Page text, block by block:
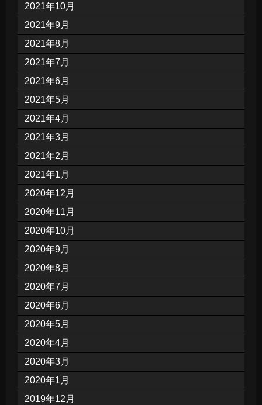
2021年10月
2021年9月
2021年8月
2021年7月
2021年6月
2021年5月
2021年4月
2021年3月
2021年2月
2021年1月
2020年12月
2020年11月
2020年10月
2020年9月
2020年8月
2020年7月
2020年6月
2020年5月
2020年4月
2020年3月
2020年1月
2019年12月